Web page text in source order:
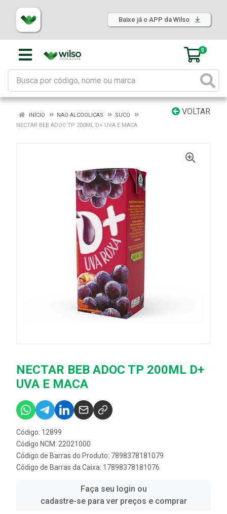
Baixe já o APP da Wilso
0
VOLTAR
INÍCIO NAO ALCOOLICAS
SUCO
NECTAR BEB ADOC TP 200ML D+ UVA E MACA
NECTAR BEB ADOC TP 200ML D+
UVA E MACA
Código: 12899
Código NCM: 22021000
Código de Barras do Produto: 7898378181079
Código de Barras da Caixa: 17898378181076
Faça seu login ou
cadastre-se para ver preços e comprar